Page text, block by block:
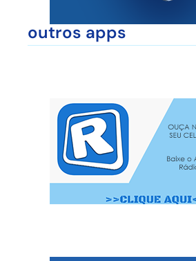
outros apps